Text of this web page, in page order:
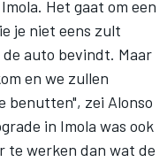
Het gaat om een
je niet eens zult
auto bevindt. Maar
en we zullen
benutten", zei Alonso
in Imola was ook
te werken dan wat de